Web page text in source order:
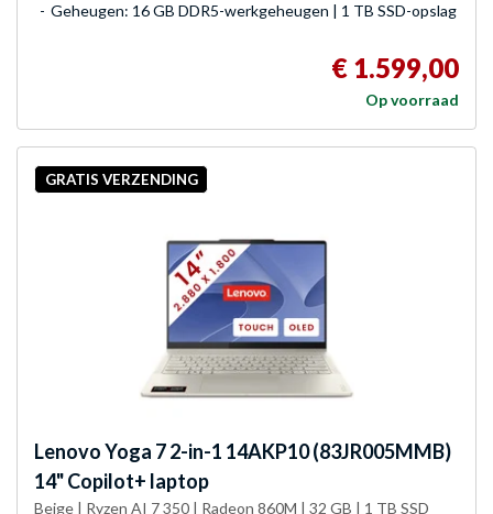
Geheugen: 16 GB DDR5-werkgeheugen | 1 TB SSD-opslag
€ 1.599,00
Op voorraad
GRATIS VERZENDING
LenovoYoga 7 2-in-1 14AKP10 (83JR005MMB)
14" Copilot+ laptop
Beige | Ryzen AI 7 350 | Radeon 860M | 32 GB | 1 TB SSD